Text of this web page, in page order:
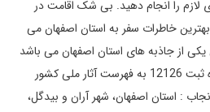
لازم را انجام دهید. بی شک اقامت در
خاطرات سفر به استان اصفهان می
یکی از جاذبه های استان اصفهان می باشد
که در 30 تیرماه 1380 و با شماره ثبت 12126 به فهرست آثار ملی کشور
: استان اصفهان، شهر آران و بیدگل،